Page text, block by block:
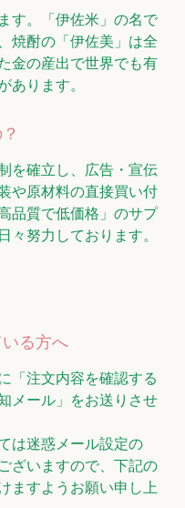
す。「伊佐米」の名で
焼酎の「伊佐美」は全
金の産出で世界でも有
あります。
を確立し、広告・宣伝
や原材料の直接買い付
品質で低価格」のサプ
々努力しております。
る方へ
「注文内容を確認する
メール」をお送りさせ
は迷惑メール設定の
ざいますので、下記の
ますようお願い申し上